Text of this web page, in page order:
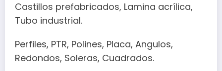
Castillos prefabricados, Lamina acrílica,
Tubo industrial.
Perfiles, PTR, Polines, Placa, Angulos,
Redondos, Soleras, Cuadrados.